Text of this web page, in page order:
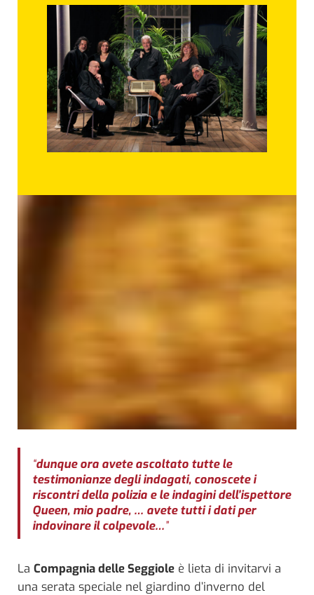
“dunque ora avete ascoltato tutte le
testimonianze degli indagati, conoscete i
riscontri della polizia e le indagini dell’ispettore
Queen, mio padre, … avete tutti i dati per
indovinare il colpevole…”
La Compagnia delle Seggiole è lieta di invitarvi a
una serata speciale nel giardino d’inverno del